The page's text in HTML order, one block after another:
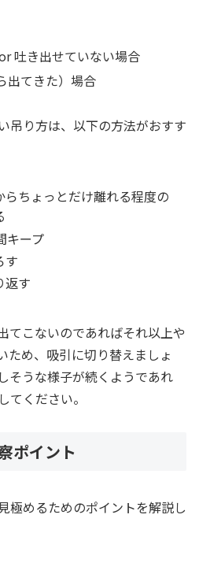
吐き出せていない場合
出てきた）場合
吊り方は、以下の方法がおすす
らちょっとだけ離れる程度の
キープ
す
す
てこないのであればそれ以上や
ため、吸引に切り替えましょ
そうな様子が続くようであれ
てください。
ポイント
極めるためのポイントを解説し